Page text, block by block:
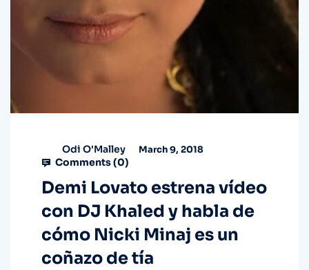
Odi O'Malley March 9, 2018
Comments (0)
Demi Lovato estrena vídeo
con DJ Khaled y habla de
cómo Nicki Minaj es un
coñazo de tía